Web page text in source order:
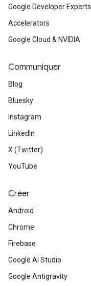
Google Developer Experts
Accelerators
Google Cloud & NVIDIA
Communiquer
Blog
Bluesky
Instagram
LinkedIn
X (Twitter)
YouTube
Créer
Android
Chrome
Firebase
Google AI Studio
Google Antigravity